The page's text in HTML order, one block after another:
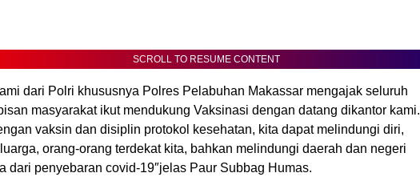
SCROLL TO RESUME CONTENT
dari Polri khususnya Polres Pelabuhan Makassar mengajak seluruh
masyarakat ikut mendukung Vaksinasi dengan datang dikantor kami.
vaksin dan disiplin protokol kesehatan, kita dapat melindungi diri,
orang-orang terdekat kita, bahkan melindungi daerah dan negeri
dari penyebaran covid-19″jelas Paur Subbag Humas.